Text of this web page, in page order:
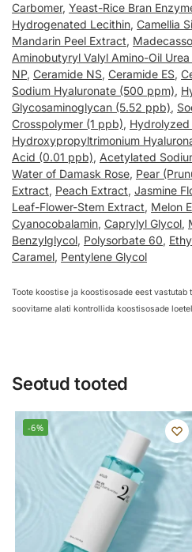
Carbomer, Yeast-Rice Bran
Hydrogenated Lecithin, Camellia
Mandarin Peel Extract,
Aminobutyryl Valyl Amino-Oil
NP, Ceramide NS, Ceramide ES,
Sodium Hyaluronate (500 ppm),
Glycosaminoglycan (5.52 ppb),
Crosspolymer (1 ppb),
Hydroxypropyltrimonium
Acid (0.01 ppb), Acetylated
Water of Damask Rose, Pear
Extract, Peach Extract, Jasmine
Leaf-Flower-Stem Extract, Melon
Cyanocobalamin, Caprylyl Glycol,
Benzylglycol, Polysorbate 60,
Caramel, Pentylene Glycol
Toote koostise ja koostisosade eest vastutab
soovitame alati kontrollida koostisosade
Seotud tooted
-6%